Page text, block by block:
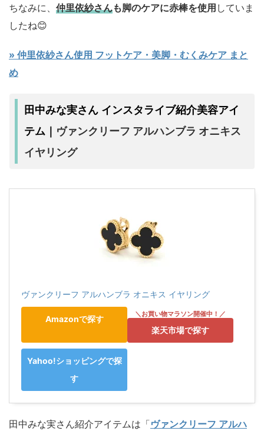
ちなみに、 仲里依紗さんも脚のケアに赤棒を使用 していま
したね😊
» 仲里依紗さん使用 フットケア・美脚・むくみケア まと
め
田中みな実さん インスタライブ紹介美容アイ
テム｜ ヴァンクリーフ アルハンブラ オニキス
イヤリング
ヴァンクリーフ アルハンブラ オニキス イヤリング
Amazonで探す
楽天市場で探す
Yahoo!ショッピングで探
す
田中みな実さん紹介アイテムは「ヴァンクリーフ アルハ